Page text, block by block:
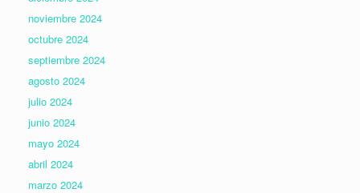
noviembre 2024
octubre 2024
septiembre 2024
agosto 2024
julio 2024
junio 2024
mayo 2024
abril 2024
marzo 2024